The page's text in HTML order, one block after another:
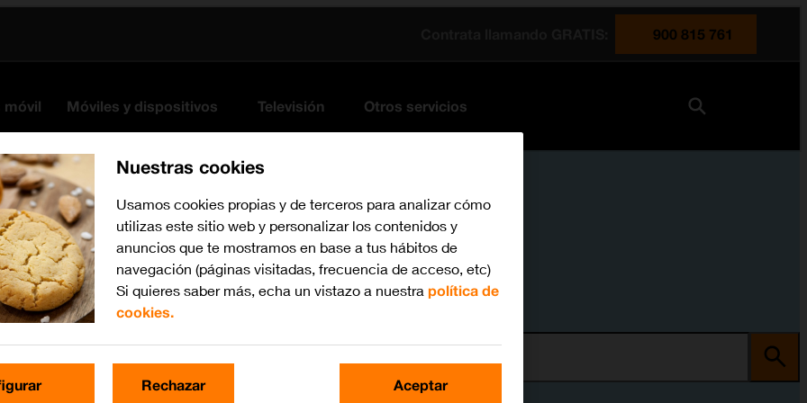
900 815 761
móvil Móviles y dispositivos Televisión Otros servicios
Nuestras cookies
Usamos cookies propias y de terceros para analizar cómo
utilizas este sitio web y personalizar los contenidos y
anuncios que te mostramos en base a tus hábitos de
navegación (páginas visitadas, frecuencia de acceso, etc)
Si quieres saber más, echa un vistazo a nuestra política de
cookies.
Rechazar Aceptar